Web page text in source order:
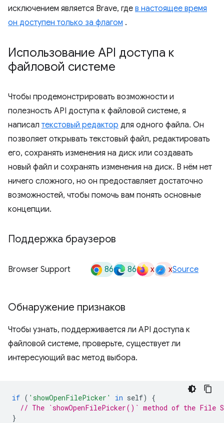
исключением является Brave, где в настоящее время
он доступен только за флагом .
Использование API доступа к
файловой системе
Чтобы продемонстрировать возможности и
полезность API доступа к файловой системе, я
написал текстовый редактор для одного файла. Он
позволяет открывать текстовый файл, редактировать
его, сохранять изменения на диск или создавать
новый файл и сохранять изменения на диск. В нём нет
ничего сложного, но он предоставляет достаточно
возможностей, чтобы помочь вам понять основные
концепции.
Поддержка браузеров
Browser Support 86 86 x xSource
Обнаружение признаков
Чтобы узнать, поддерживается ли API доступа к
файловой системе, проверьте, существует ли
интересующий вас метод выбора.
if ( 'showOpenFilePicker' in self)
{
// The `showOpenFilePicker()` method of the File
}